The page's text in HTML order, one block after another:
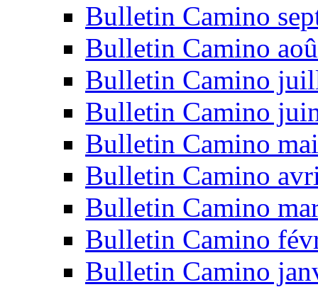
Bulletin Camino
Bulletin Camino
Bulletin Camino
Bulletin Camino
Bulletin Camino
Bulletin Camino
Bulletin Camino
Bulletin Camino
Bulletin Camino